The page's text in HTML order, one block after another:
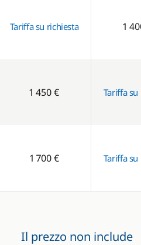
Tariffa su richiesta 1
1 450 € Tariffa
1 700 € Tariffa
Il prezzo non include